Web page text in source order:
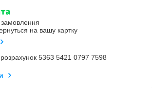
на вашу картку
розрахунок 5363 5421 0797 7598